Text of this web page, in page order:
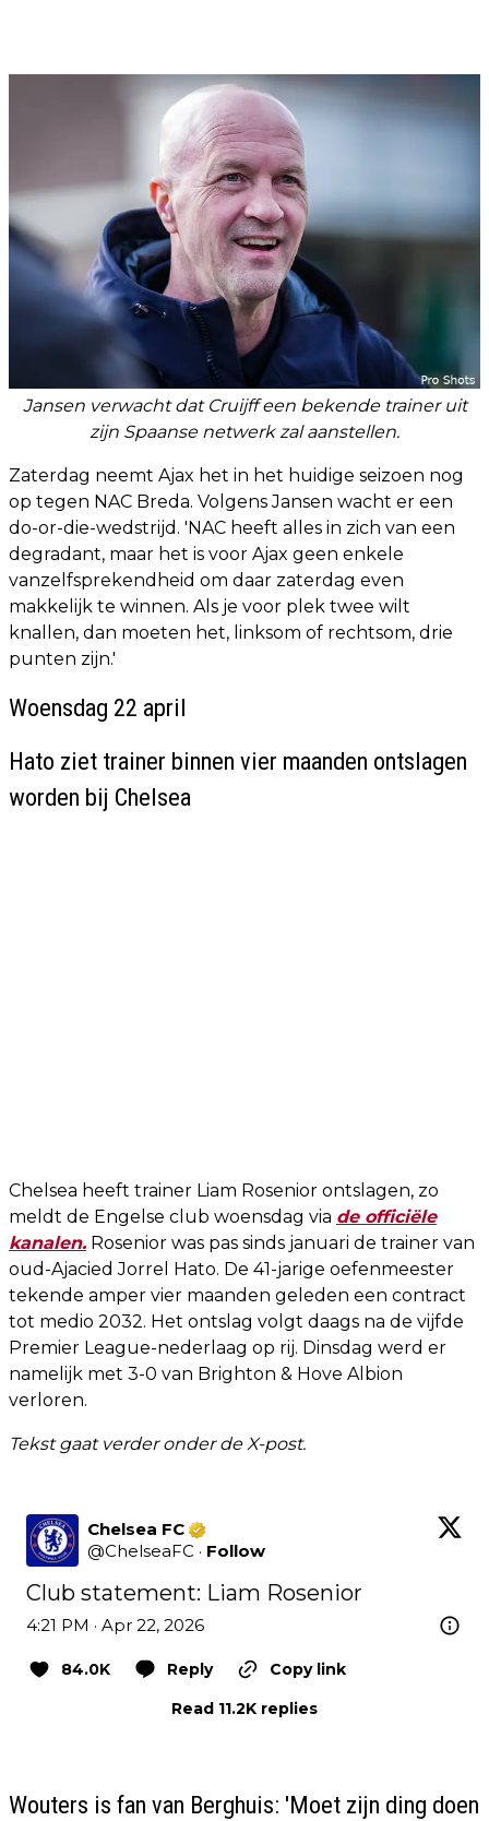
Jansen verwacht dat Cruijff een bekende trainer uit
zijn Spaanse netwerk zal aanstellen.
Zaterdag neemt Ajax het in het huidige seizoen nog
op tegen NAC Breda. Volgens Jansen wacht er een
do-or-die-wedstrijd. 'NAC heeft alles in zich van een
degradant, maar het is voor Ajax geen enkele
vanzelfsprekendheid om daar zaterdag even
makkelijk te winnen. Als je voor plek twee wilt
knallen, dan moeten het, linksom of rechtsom, drie
punten zijn.'
Woensdag 22 april
Hato ziet trainer binnen vier maanden ontslagen
worden bij Chelsea
Chelsea heeft trainer Liam Rosenior ontslagen, zo
meldt de Engelse club woensdag via de officiële
kanalen. Rosenior was pas sinds januari de trainer van
oud-Ajacied Jorrel Hato. De 41-jarige oefenmeester
tekende amper vier maanden geleden een contract
tot medio 2032. Het ontslag volgt daags na de vijfde
Premier League-nederlaag op rij. Dinsdag werd er
namelijk met 3-0 van Brighton & Hove Albion
verloren.
Tekst gaat verder onder de X-post.
Chelsea FC
@ChelseaFC · Follow
Club statement: Liam Rosenior
4:21 PM · Apr 22, 2026
84.0K Reply
Copy link
Read 11.2K replies
Wouters is fan van Berghuis: 'Moet zijn ding doen